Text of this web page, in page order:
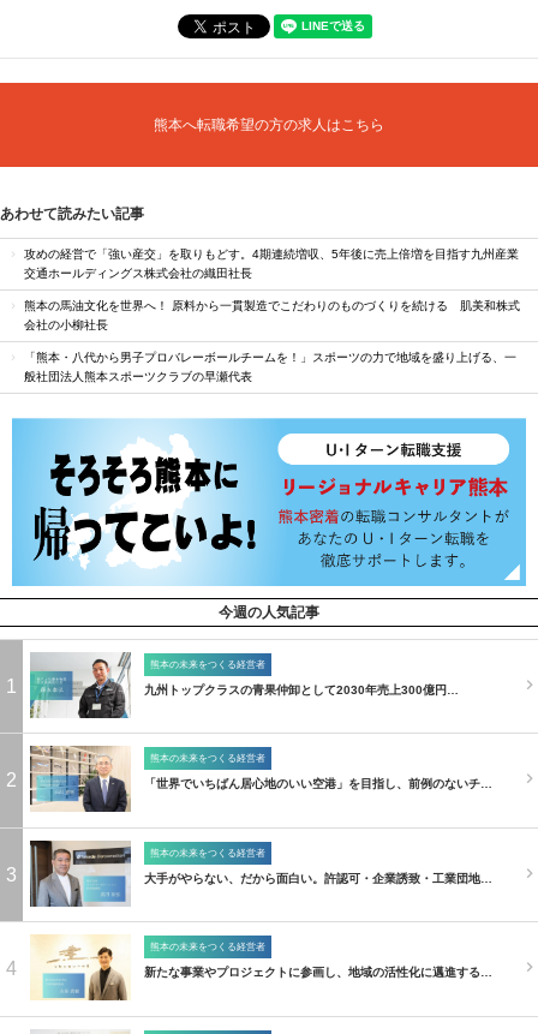
熊本へ転職希望の方の求人はこちら
あわせて読みたい記事
攻めの経営で「強い産交」を取りもどす。4期連続増収、5年後に売上倍増を目指す九州産業
交通ホールディングス株式会社の織田社長
熊本の馬油文化を世界へ！ 原料から一貫製造でこだわりのものづくりを続ける 肌美和株式
会社の小柳社長
「熊本・八代から男子プロバレーボールチームを！」スポーツの力で地域を盛り上げる、一
般社団法人熊本スポーツクラブの早瀬代表
今週の人気記事
1
熊本の未来をつくる経営者
九州トップクラスの青果仲卸として2030年売上300億円…
2
熊本の未来をつくる経営者
「世界でいちばん居心地のいい空港」を目指し、前例のないチ…
3
熊本の未来をつくる経営者
大手がやらない、だから面白い。許認可・企業誘致・工業団地…
4
熊本の未来をつくる経営者
新たな事業やプロジェクトに参画し、地域の活性化に邁進する…